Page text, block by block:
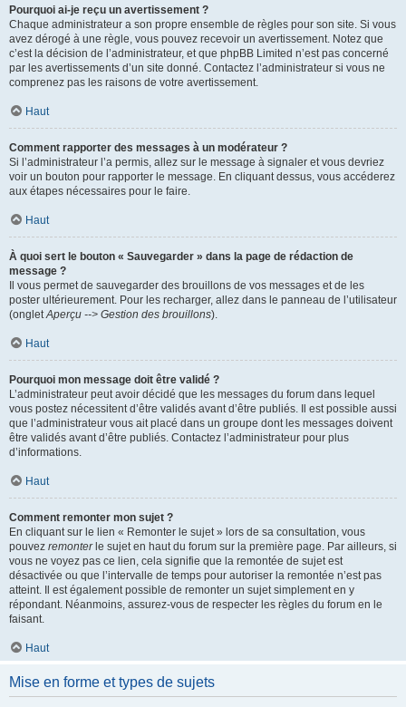
Pourquoi ai-je reçu un avertissement ?
Chaque administrateur a son propre ensemble de règles pour son site. Si vous
avez dérogé à une règle, vous pouvez recevoir un avertissement. Notez que
c’est la décision de l’administrateur, et que phpBB Limited n’est pas concerné
par les avertissements d’un site donné. Contactez l’administrateur si vous ne
comprenez pas les raisons de votre avertissement.
Haut
Comment rapporter des messages à un modérateur ?
Si l’administrateur l’a permis, allez sur le message à signaler et vous devriez
voir un bouton pour rapporter le message. En cliquant dessus, vous accéderez
aux étapes nécessaires pour le faire.
Haut
À quoi sert le bouton « Sauvegarder » dans la page de rédaction de
message ?
Il vous permet de sauvegarder des brouillons de vos messages et de les
poster ultérieurement. Pour les recharger, allez dans le panneau de l’utilisateur
(ongletAperçu --> Gestion des brouillons).
Haut
Pourquoi mon message doit être validé ?
L’administrateur peut avoir décidé que les messages du forum dans lequel
vous postez nécessitent d’être validés avant d’être publiés. Il est possible aussi
que l’administrateur vous ait placé dans un groupe dont les messages doivent
être validés avant d’être publiés. Contactez l’administrateur pour plus
d’informations.
Haut
Comment remonter mon sujet ?
En cliquant sur le lien « Remonter le sujet » lors de sa consultation, vous
pouvez remonterle sujet en haut du forum sur la première page. Par ailleurs, si
vous ne voyez pas ce lien, cela signifie que la remontée de sujet est
désactivée ou que l’intervalle de temps pour autoriser la remontée n’est pas
atteint. Il est également possible de remonter un sujet simplement en y
répondant. Néanmoins, assurez-vous de respecter les règles du forum en le
faisant.
Haut
Mise en forme et types de sujets